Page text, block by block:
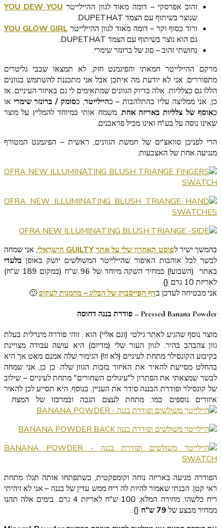
זהוב אפרסקי – דומה מאוד לגוון ההיילייטר YOU DEW YOU
שנוצר בשיתוף עם הצמד DUPETHAT.
ורוד כסוף וקר – דומה מאוד לגוון ההיילייטר YOU GLOW GIRL
גם הוא נוצר בשיתוף עם הצמד DUPETHAT.
נחושתי זהוב – סוג של ברונזר שימרי.
מרקם ההיילייטר חמאתי והפיגמנט חזק, לא תמצאו שבבי גליטרים
מתפוררים. אני לא יודעת מה איתכן אבל אני מתכננת להשתמש בגוונים
הללו גם כצלליות. אלה בדיוק הגוונים שמתאימים לי גם באיזור העיניים. אז
כן, אני ממליצה עליו בהתלהבות – כהיילייטר, כסומק / ברונזר שימרי או
כאוסף של צלליות באריזה אחת. משמח אותי במיוחד להמליץ על מוצר
שאינו נוסה על בע"ח ואינו מכיל פראבנים.
הרי לפניכן סוואצ'ים של חמשת הגוונים, ראשית – הפיגמנט המטורף
מנגיעה אחת של האצבעות:
בהמשך ישיר לפוסט האחרון שלי על אתר GUILTY הישראלי
, אני שמחה
לבשר לכל אוהבות האיפור שהיילייטר המשולשים יושק באופן בלעדי
באתר (השבוע!) במחיר השקה מיוחד של 96 ש"ח (במקום 189 ש"ח)
לאריזת 10 גרם {
}.
אני מבטיחה לעדכן בדף הפייסבוק של הבלוג – מוזמנות לעקוב🙂
Pressed Banana Powder – פודרת בננה דחוסה
מוצר נוסף שהגיע לאתר גילטי (וגם אליי) הוא . זוהי פודרה מינרלית בעלת
גוון צהבהב בהיר. לגוון העור שלי (מדיום) היא עושה עבודה מצויינת
בקיבוע הקונסילר מתחת לעיניים (לא זז!) הגימור שלה אמנם מאט אך היא
בהחלט מסייעת להאיר את האיזור בזכות הגוון שלה. כן כן, אני שמחה
לבשר שמצאתי את הפתרון ל"עיגולים השחורים" מתחת לעיניים – שילוב
של קונסילר ופודרת הבננה סידר את העניין. בנוסף, היא תסייע לכן להאיר
איזורים נוספים כמו: מתחת לעצם הגבה ובמרכזו של המצח.
הפודרה מגיעה באריזה נוחה וקומפקטית, כשתפתחו אותה תגלו מתחת
ראי קטן. הבנתי שאמור להיות לה ריח ממש עדין של בננה – אני לא זיהיתי
ריח כלשהו. מחירה המלא: 100 ש"ח לאריזת 4 גרם. בימים אלה תהנו
ממחיר מבצע של 79 ש"ח {
}.